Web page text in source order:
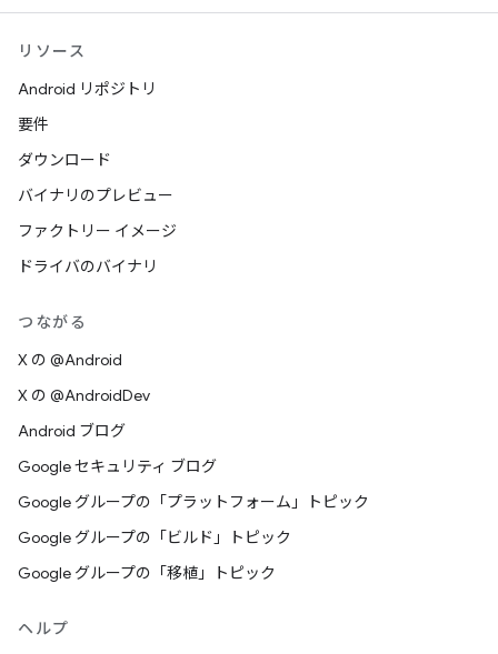
リソース
Android リポジトリ
要件
ダウンロード
バイナリのプレビュー
ファクトリー イメージ
ドライバのバイナリ
つながる
X の @Android
X の @AndroidDev
Android ブログ
Google セキュリティ ブログ
Google グループの「プラットフォーム」トピック
Google グループの「ビルド」トピック
Google グループの「移植」トピック
ヘルプ